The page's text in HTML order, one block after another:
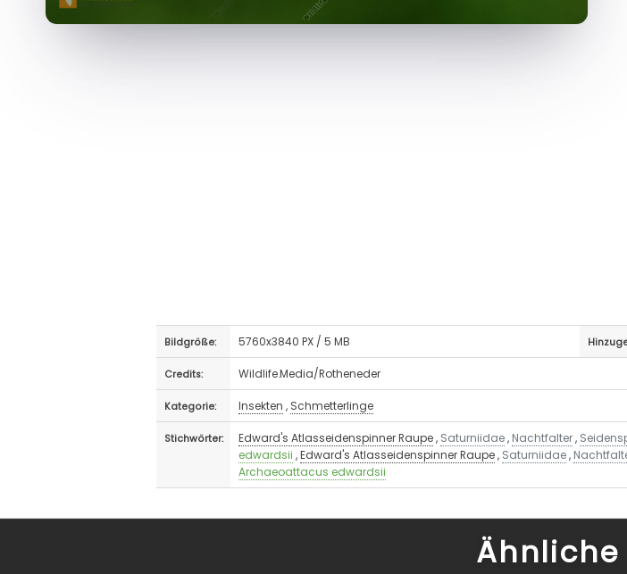
Bildgröße: 5760x3840 PX / 5 MB
Credits: Wildlife.Media/Rotheneder
Kategorie: Insekten , Schmetterlinge
Stichwörter: Edward's Atlasseidenspinner Raupe, Saturniidae, Nachtfalter,
edwardsii ,Edward's Atlasseidenspinner Raupe, Saturniidae,
Archaeoattacus edwardsii